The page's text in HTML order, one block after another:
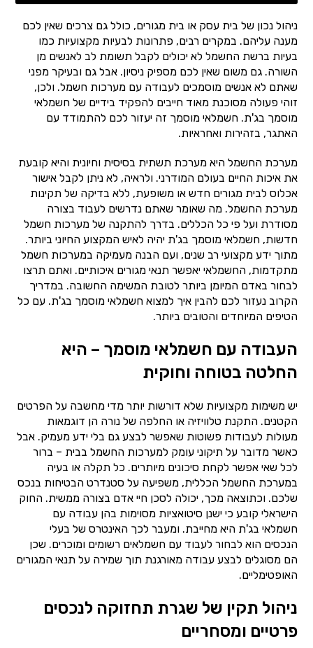
ניהול נכון של בית עסק או בית מגורים, כולל גם צרכים שאין לכם
מענה עליהם. במקרים רבים, פתרונות לבעיות מקצועיות כמו
בעיות ברשת החשמל לא יכולים לקבל תשומת לב לאנשים מן
השורה. גם משום שאין לכם מספיק ניסיון. אבל גם ובעיקר מפני
שאתם לא אנשים מוסמכים לעבודה עם מערכות חשמל. ולכן,
זוהי פעולה מסוכנת מאוד חייבים להפקיד בידיים של חשמלאי
מוסמך בג'ת. חשמלאי מוסמך זה יעזור לכם להתמודד עם
האתגר, בזהירות ואחראיות.
מערכת החשמל היא מערכת תשתית בסיסית וחיונית והיא קובעת
את איכות החיים בעולם המודרני. ולראיה, לא ניתן לקבל אישור
אכלוס לבית מגורים חדש או משופעת, ללא בדיקה של תקינות
מערכת החשמל. מה שאומר שאתם נדרשים לעבוד בצורה
מסודרת ועל פי כל הכללים. בדרך להתקנה של מערכות חשמל
חדשות, חשמלאי מוסמך בג'ת יהיה לאיש המקצוע החיוני ביותר.
מתוך ידע מקצועי רב שנים, ועם הבנה מעמיקה במערכות חשמל
מתקדמות, החשמלאי יאפשר תנאי מגורים איכותיים. ואתם תרצו
לבחור באדם המיומן ביותר לטובת המשימה החשובה. במדריך
הקרוב נעזור לכם להבין איך למצוא חשמלאי מוסמך בג'ת. עם כל
הטיפים המיוחדים והטובים ביותר.
העבודה עם חשמלאי מוסמך – היא
החלטה בטוחה וחוקית
יש משימות מקצועיות שלא דורשות יותר מדי מחשבה על הפרטים
הקטנים. התקנת טלוויזיה או החלפה של נורה הן דוגמאות
מעולות לעבודות פשוטות שאפשר לבצע גם בלי ידע מעמיק. אבל
כאשר מדובר על תיקוני עומק למערכות החשמל בבית – ברור
לכל שאי אפשר לקחת סיכונים מיותרים. כל תקלה או בעיה
במערכת החשמל הכללית, משפיעה על סטנדרט הבטיחות בנכס
שלכם. וכתוצאה מכך, יכולה לסכן חיי אדם בצורה ממשית. החוק
הישראלי קובע כי ישנן סיטואציות מסוימות בהן עבודה עם
חשמלאי בג'ת היא מחייבת. ומעבר לכך האינטרס של בעלי
הנכסים הוא לבחור לעבוד עם חשמלאים רשומים ומוכרים. שכן
הם מסוגלים לבצע עבודה מאורגנת תוך שמירה על תנאי המגורים
האופטימליים.
ניהול תקין של שגרת תחזוקה לנכסים
פרטיים ומסחריים